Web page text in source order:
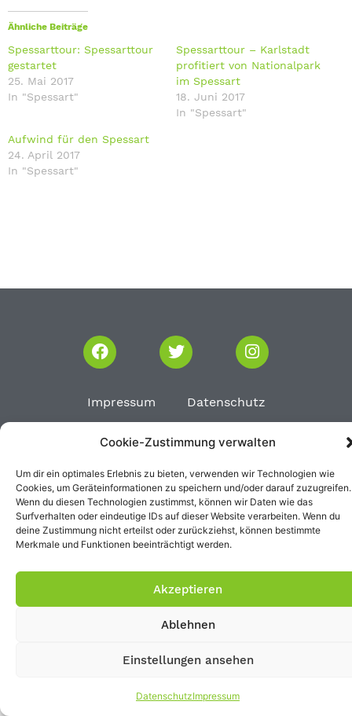
Cookie-Zustimmung verwalten
Um dir ein optimales Erlebnis zu bieten, verwenden wir Technologien wie
Cookies, um Geräteinformationen zu speichern und/oder darauf zuzugreifen.
Wenn du diesen Technologien zustimmst, können wir Daten wie das
Surfverhalten oder eindeutige IDs auf dieser Website verarbeiten. Wenn du
deine Zustimmung nicht erteilst oder zurückziehst, können bestimmte
Merkmale und Funktionen beeinträchtigt werden.
Akzeptieren
Ablehnen
Einstellungen ansehen
DatenschutzImpressum
Ähnliche Beiträge
Spessarttour: Spessarttour
gestartet
25. Mai 2017
In "Spessart"
Spessarttour – Karlstadt
profitiert von Nationalpark
im Spessart
18. Juni 2017
In "Spessart"
Aufwind für den Spessart
24. April 2017
In "Spessart"
Impressum Datenschutz